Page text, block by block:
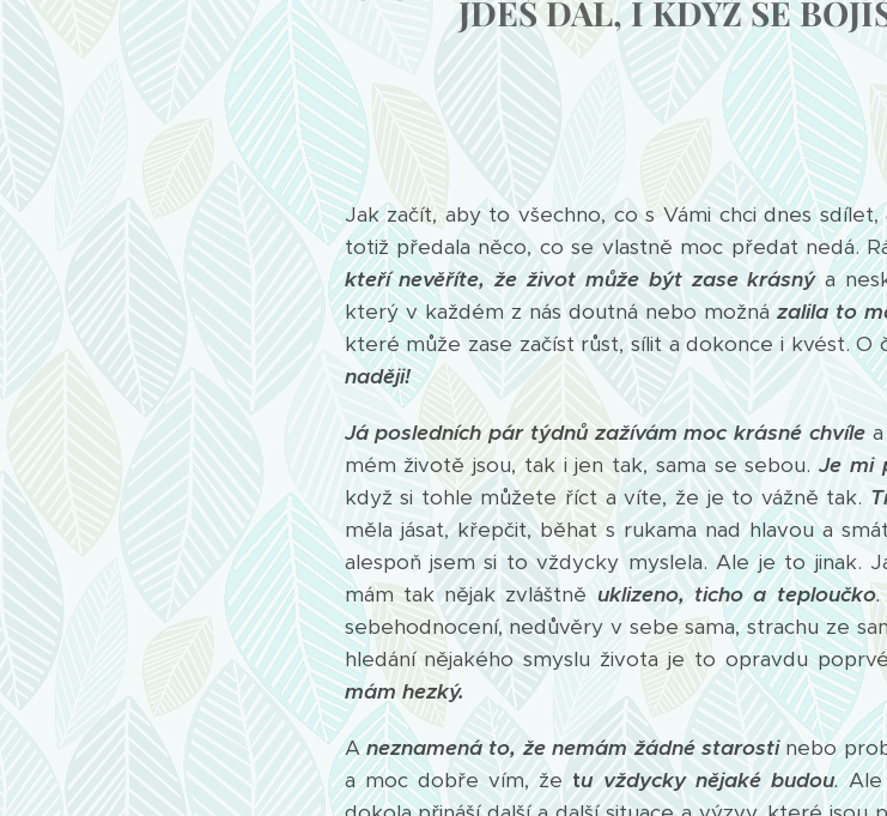
JDEŠ DÁL, I KDYŽ SE
Jak začít, aby to všechno, co s Vámi chci dnes sdílet,
totiž předala něco, co se vlastně moc předat nedá.
kteří nevěříte, že život může být zase krásnýa
který v každém z nás doutná nebo možnázalila to
které může zase začíst růst, sílit a dokonce i kvést.
naději!
Já posledních pár týdnů zažívám moc krásné chvíle
mém životě jsou, tak i jen tak, sama se sebou.Je mi
když si tohle můžete říct a víte, že je to vážně tak.
měla jásat, křepčit, běhat s rukama nad hlavou a
alespoň jsem si to vždycky myslela. Ale je to jinak.
mám tak nějak zvláštně uklizeno, ticho a teploučko.
sebehodnocení, nedůvěry v sebe sama, strachu ze
hledání nějakého smyslu života je to opravdu
mám hezký.
Aneznamená to, že nemám žádné starostinebo
a moc dobře vím, žetu vždycky nějaké budou.Ale